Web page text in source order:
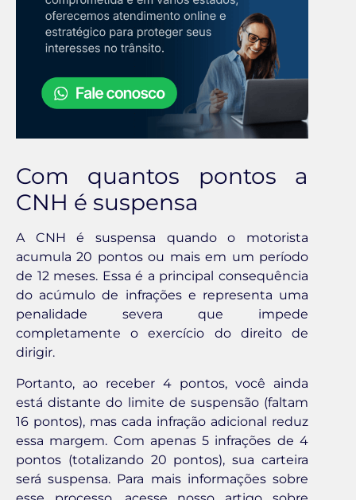
Com quantos pontos a
CNH é suspensa
A CNH é suspensa quando o motorista
acumula 20 pontos ou mais em um período
de 12 meses. Essa é a principal consequência
do acúmulo de infrações e representa uma
penalidade severa que impede
completamente o exercício do direito de
dirigir.
Portanto, ao receber 4 pontos, você ainda
está distante do limite de suspensão (faltam
16 pontos), mas cada infração adicional reduz
essa margem. Com apenas 5 infrações de 4
pontos (totalizando 20 pontos), sua carteira
será suspensa. Para mais informações sobre